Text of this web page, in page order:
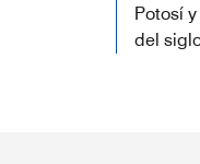
Potosí
del